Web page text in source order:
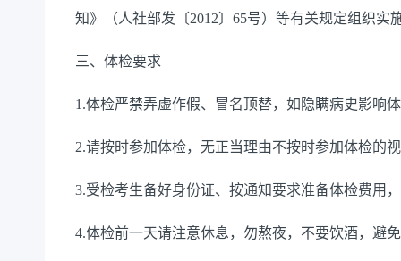
知》（人社部发〔2012〕65号）等有关规定组织实
三、体检要求
1.体检严禁弄虚作假、冒名顶替，如隐瞒病史影响
2.请按时参加体检，无正当理由不按时参加体检的
3.受检考生备好身份证、按通知要求准备体检费用
4.体检前一天请注意休息，勿熬夜，不要饮酒，避